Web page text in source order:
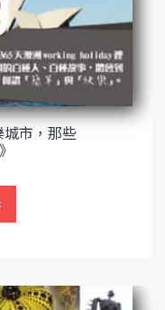
市，那些